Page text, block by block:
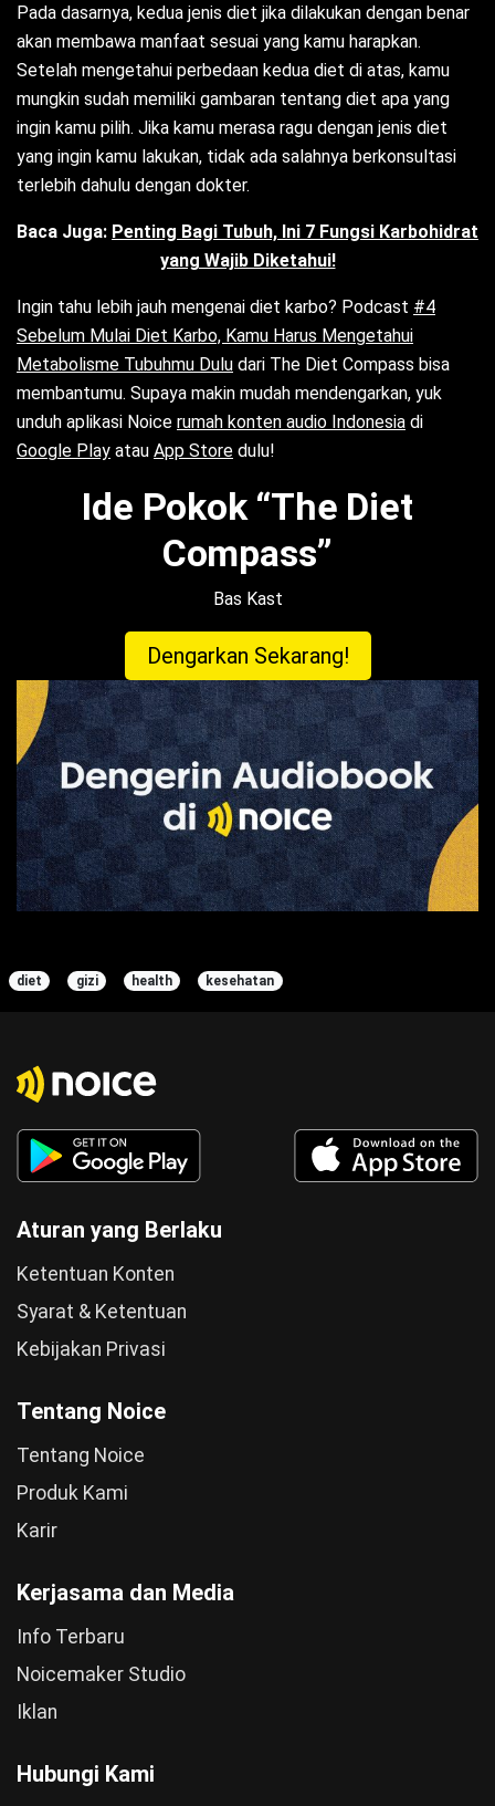
Pada dasarnya, kedua jenis diet jika dilakukan dengan benar
akan membawa manfaat sesuai yang kamu harapkan.
Setelah mengetahui perbedaan kedua diet di atas, kamu
mungkin sudah memiliki gambaran tentang diet apa yang
ingin kamu pilih. Jika kamu merasa ragu dengan jenis diet
yang ingin kamu lakukan, tidak ada salahnya berkonsultasi
terlebih dahulu dengan dokter.
Baca Juga: Penting Bagi Tubuh, Ini 7 Fungsi Karbohidrat
yang Wajib Diketahui!
Ingin tahu lebih jauh mengenai diet karbo? Podcast #4
Sebelum Mulai Diet Karbo, Kamu Harus Mengetahui
Metabolisme Tubuhmu Dulu dari The Diet Compass bisa
membantumu. Supaya makin mudah mendengarkan, yuk
unduh aplikasi Noice rumah konten audio Indonesia di
Google Play atau App Store dulu!
Ide Pokok “The Diet
Compass”
Bas Kast
Dengarkan Sekarang!
diet gizi health kesehatan
Aturan yang Berlaku
Ketentuan Konten
Syarat & Ketentuan
Kebijakan Privasi
Tentang Noice
Tentang Noice
Produk Kami
Karir
Kerjasama dan Media
Info Terbaru
Noicemaker Studio
Iklan
Hubungi Kami